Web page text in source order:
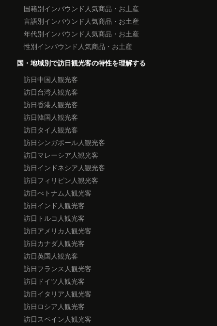
国籍別インバウンド人気商品・お土産
言語別インバウンド人気商品・お土産
年代別インバウンド人気商品・お土産
性別インバウンド人気商品・お土産
国・地域別で訪日観光客の特性を理解する
訪日中国人観光客
訪日台湾人観光客
訪日香港人観光客
訪日韓国人観光客
訪日タイ人観光客
訪日シンガポール人観光客
訪日マレーシア人観光客
訪日インドネシア人観光客
訪日フィリピン人観光客
訪日べトナム人観光客
訪日インド人観光客
訪日トルコ人観光客
訪日アメリカ人観光客
訪日カナダ人観光客
訪日英国人観光客
訪日フランス人観光客
訪日ドイツ人観光客
訪日イタリア人観光客
訪日ロシア人観光客
訪日スペイン人観光客